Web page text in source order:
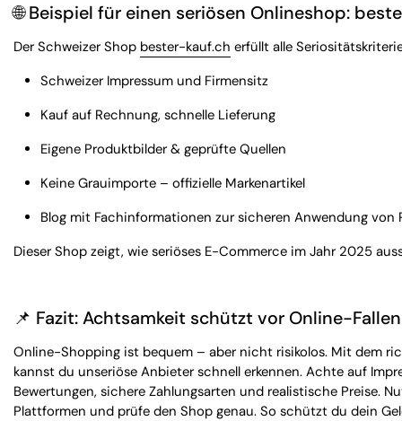
🌐Beispiel für einen seriösen Onlineshop:
Der Schweizer Shop bester-kauf.ch erfüllt alle
Schweizer Impressum und Firmensitz
Kauf auf Rechnung, schnelle Lieferung
Eigene Produktbilder & geprüfte Quellen
Keine Grauimporte – offizielle Markenartikel
Blog mit Fachinformationen zur sicheren Anwendung von
Dieser Shop zeigt, wie seriöses E-Commerce im Jahr 2025
📌 Fazit: Achtsamkeit schützt vor Online-Fallen
Online-Shopping ist bequem – aber nicht risikolos. Mit dem
kannst du unseriöse Anbieter schnell erkennen. Achte auf
Bewertungen, sichere Zahlungsarten und realistische Preise.
Plattformen und prüfe den Shop genau. So schützt du dein